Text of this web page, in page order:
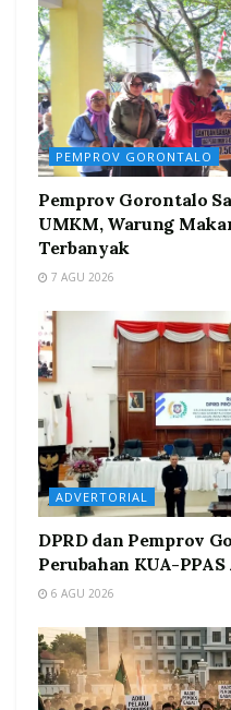
PEMPROV GORONTALO
Pemprov Gorontalo
UMKM, Warung
Terbanyak
7 AGU 2026
ADVERTORIAL
DPRD dan Pemprov
Perubahan KUA-PPAS
6 AGU 2026